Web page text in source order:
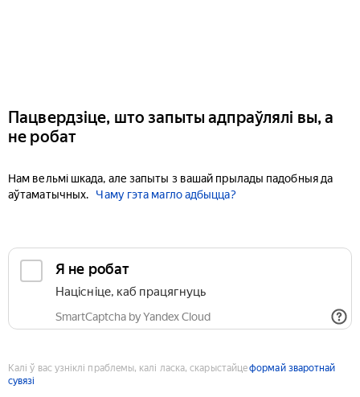
Пацвердзіце, што запыты адпраўлялі вы, а
не робат
Нам вельмі шкада, але запыты з вашай прылады падобныя да
аўтаматычных.
Чаму гэта магло адбыцца?
Я не робат
Націсніце, каб працягнуць
SmartCaptcha by Yandex Cloud
Калі ў вас узніклі праблемы, калі ласка, скарыстайцеформай зваротнай
сувязі